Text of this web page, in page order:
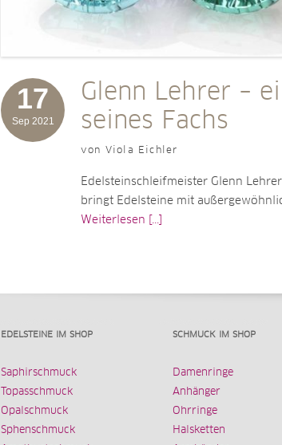
17
Sep 2021
Glenn Lehrer –
seines Fachs
von Viola Eichler
Edelsteinschleifmeister Glenn
bringt Edelsteine mit
Weiterlesen [...]
EDELSTEINE IM SHOP
Saphirschmuck
Topasschmuck
Opalschmuck
Sphenschmuck
SCHMUCK IM SHOP
Damenringe
Anhänger
Ohrringe
Halsketten